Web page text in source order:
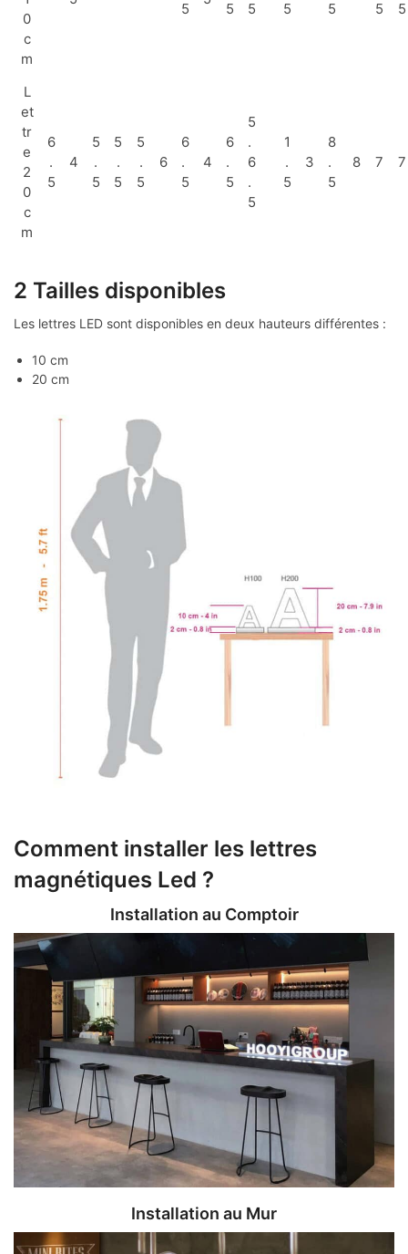
0
c
m
5
5
5
5
5
5
5
L
et
tr
e
2
0
c
m
6
.
5
4
5
.
5
5
.
5
5
.
5
6
6
.
5
4
6
.
5
5
.
6
.
5
1
.
5
3
8
.
5
8 7 7
2 Tailles disponibles
Les lettres LED sont disponibles en deux hauteurs différentes :
10 cm
20 cm
Comment installer les lettres
magnétiques Led ?
Installation au Comptoir
Installation au Mur